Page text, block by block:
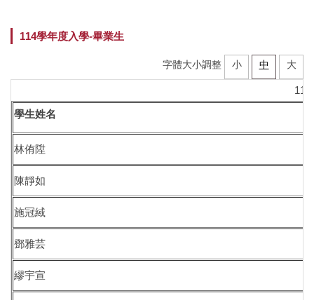
學位考試
研究成果
招生及學生資訊
課程資訊
學術活動
演講訊息
分醫所門禁管制
114學年度入學-畢業生
字體大小調整 小 中 大
學生姓名
林侑陞
陳靜如
施冠緎
鄧雅芸
繆宇宣